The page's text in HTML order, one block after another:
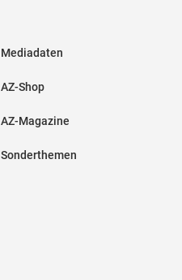
Mediadaten
AZ-Shop
AZ-Magazine
Sonderthemen